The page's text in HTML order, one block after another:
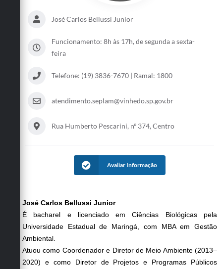
Defesa Civil
Fala.BR
Acesso à Informação
Vinhedo
Audiências Públicas
Carta de Serviços
José Carlos Bellussi Junior
Funcionamento: 8h às 17h, de segunda a sexta-
feira
Telefone: (19) 3836-7670 | Ramal: 1800
atendimento.seplam@vinhedo.sp.gov.br
Rua Humberto Pescarini, nº 374, Centro
Avaliar Informação
José Carlos Bellussi Junior
É bacharel e licenciado em Ciências Biológicas pela
Universidade Estadual de Maringá, com MBA em Gestão
Ambiental.
Atuou como Coordenador e Diretor de Meio Ambiente (2013–
2020) e como Diretor de Projetos e Programas Públicos